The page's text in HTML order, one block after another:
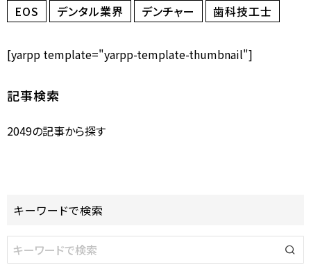
EOS デンタル業界 デンチャー 歯科技工士
[yarpp template="yarpp-template-thumbnail"]
記事検索
2049の記事から探す
キーワードで検索